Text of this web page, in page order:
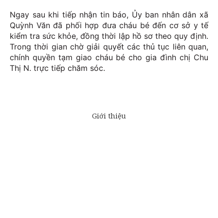
Ngay sau khi tiếp nhận tin báo, Ủy ban nhân dân xã
Quỳnh Văn đã phối hợp đưa cháu bé đến cơ sở y tế
kiểm tra sức khỏe, đồng thời lập hồ sơ theo quy định.
Trong thời gian chờ giải quyết các thủ tục liên quan,
chính quyền tạm giao cháu bé cho gia đình chị Chu
Thị N. trực tiếp chăm sóc.